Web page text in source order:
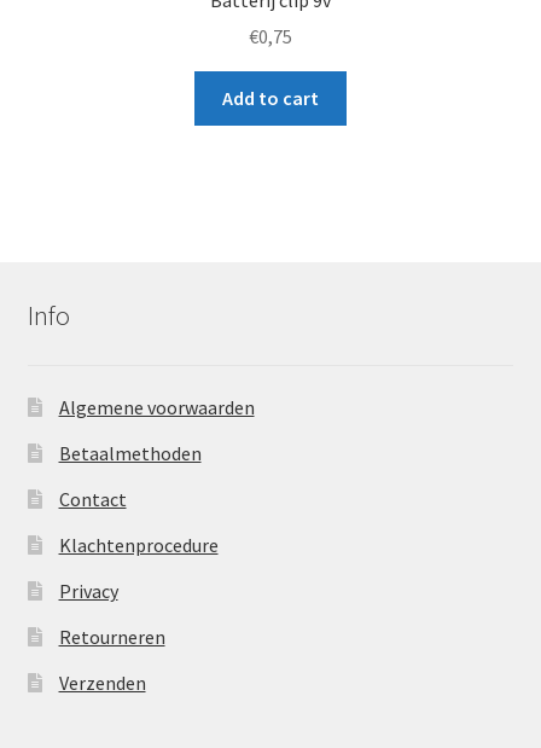
€0,75
Add to cart
Info
Algemene voorwaarden
Betaalmethoden
Contact
Klachtenprocedure
Privacy
Retourneren
Verzenden